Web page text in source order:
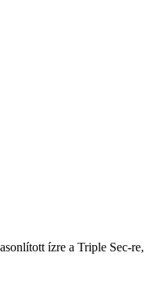
ízre a Triple Sec-